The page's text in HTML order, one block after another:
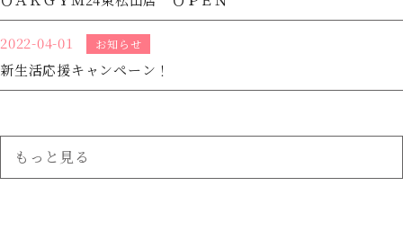
2022-04-01 お知らせ
新生活応援キャンペーン！
もっと見る